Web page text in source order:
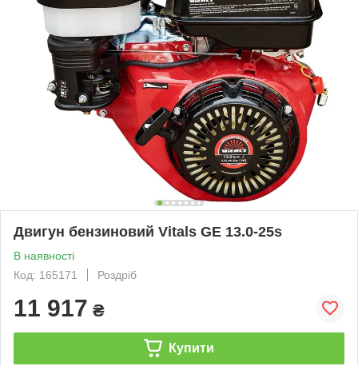
Двигун бензиновий Vitals GE 13.0-25s
В наявності
Код: 165171
Роздріб
11 917 ₴
Купити